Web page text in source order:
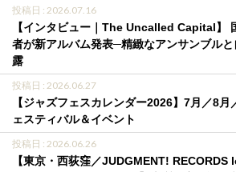
投稿日 : 2026.07.16
【インタビュー｜The Uncalled Capital】
者が新アルバム発表─精緻なアンサンブル
露
投稿日 : 2026.06.27
【ジャズフェスカレンダー2026】7月／8
ェスティバル＆イベント
投稿日 : 2026.06.26
【東京・西荻窪／JUDGMENT!